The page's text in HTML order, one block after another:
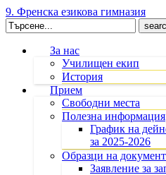
9. Френска езикова гимназия
Search
for:
За нас
Училищен екип
История
Прием
Свободни места
Полезна информация
График на
за 2025-2026
Образци на
Заявление за